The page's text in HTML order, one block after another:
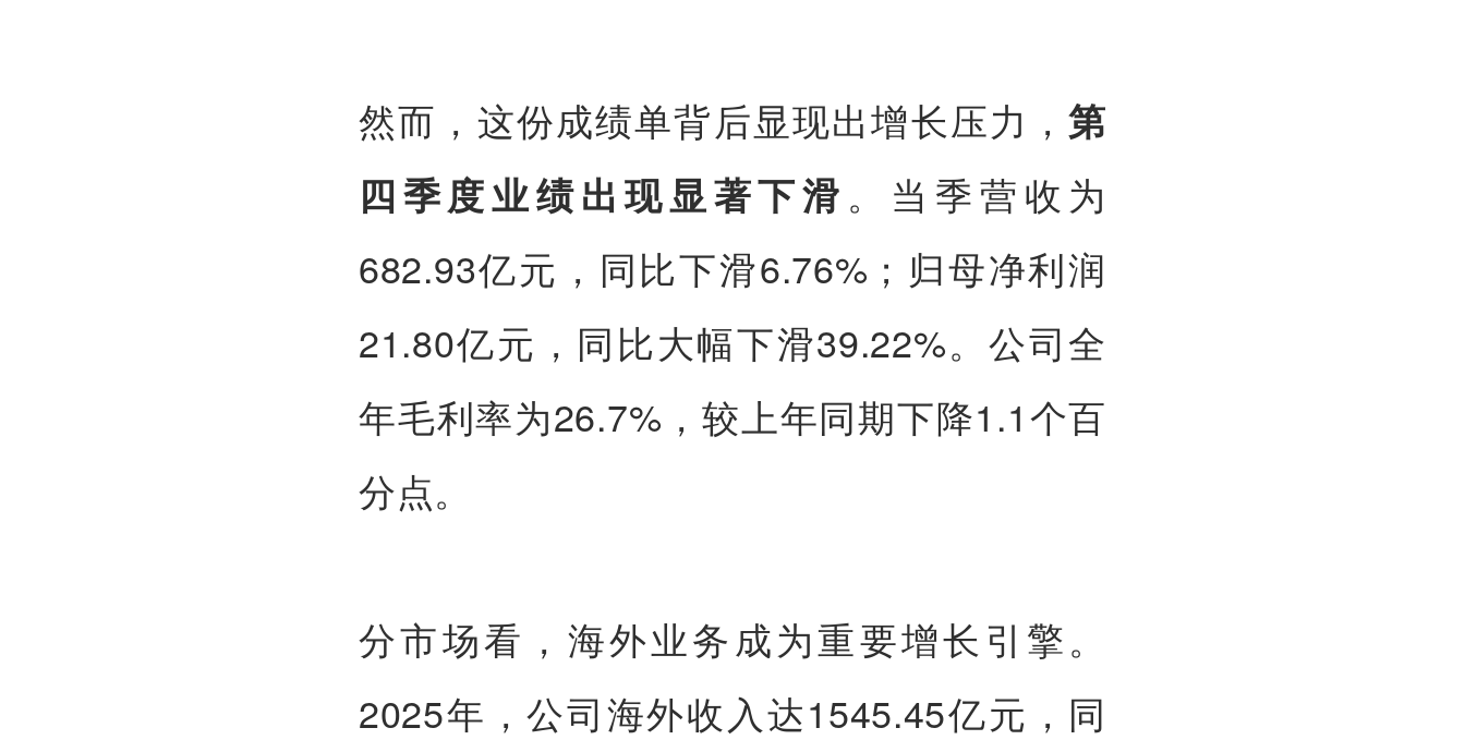
然而，这份成绩单背后显现出增长压力，第
四季度业绩出现显著下滑 。当季营收为
682.93亿元，同比下滑6.76%；归母净利润
21.80亿元，同比大幅下滑39.22%。公司全
年毛利率为26.7%，较上年同期下降1.1个百
分点。
分市场看，海外业务成为重要增长引擎。
2025年，公司海外收入达1545.45亿元，同